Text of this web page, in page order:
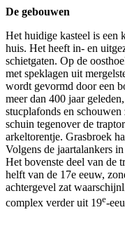
De gebouwen
Het huidige kasteel is een
huis. Het heeft in- en
schietgaten. Op de
met speklagen uit
wordt gevormd door een
meer dan 400 jaar
stucplafonds en
schuin tegenover de
arkeltorentje. Grasbroek
Volgens de jaartalankers
Het bovenste deel van de
helft van de 17e eeuw,
achtergevel zat
complex verder uit 19e-